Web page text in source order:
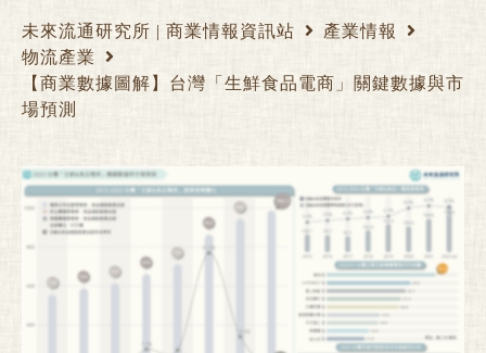
未來流通研究所 | 商業情報資訊站
產業情報
物流產業
【商業數據圖解】台灣「生鮮食品電商」關鍵數據與市
場預測